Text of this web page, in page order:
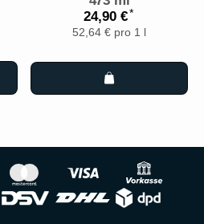
24,90 €*
52,64 € pro 1 l